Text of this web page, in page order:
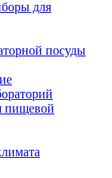
для
посуды
пищевой